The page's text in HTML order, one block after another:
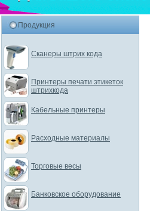
Продукция
Сканеры штрих кода
Принтеры печати этикеток
штрихкода
Кабельные принтеры
Расходные материалы
Торговые весы
Банковское оборудование